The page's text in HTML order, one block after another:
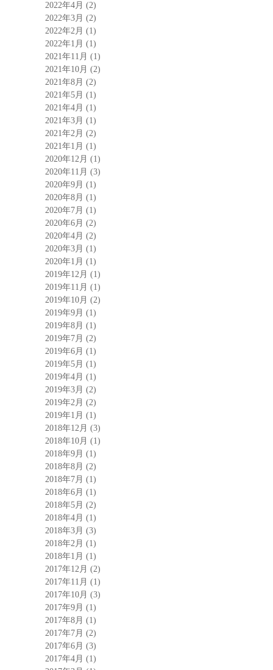
2022年4月 (2)
2022年3月 (2)
2022年2月 (1)
2022年1月 (1)
2021年11月 (1)
2021年10月 (2)
2021年8月 (2)
2021年5月 (1)
2021年4月 (1)
2021年3月 (1)
2021年2月 (2)
2021年1月 (1)
2020年12月 (1)
2020年11月 (3)
2020年9月 (1)
2020年8月 (1)
2020年7月 (1)
2020年6月 (2)
2020年4月 (2)
2020年3月 (1)
2020年1月 (1)
2019年12月 (1)
2019年11月 (1)
2019年10月 (2)
2019年9月 (1)
2019年8月 (1)
2019年7月 (2)
2019年6月 (1)
2019年5月 (1)
2019年4月 (1)
2019年3月 (2)
2019年2月 (2)
2019年1月 (1)
2018年12月 (3)
2018年10月 (1)
2018年9月 (1)
2018年8月 (2)
2018年7月 (1)
2018年6月 (1)
2018年5月 (2)
2018年4月 (1)
2018年3月 (3)
2018年2月 (1)
2018年1月 (1)
2017年12月 (2)
2017年11月 (1)
2017年10月 (3)
2017年9月 (1)
2017年8月 (1)
2017年7月 (2)
2017年6月 (3)
2017年4月 (1)